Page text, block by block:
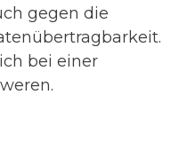
gegen die
bei einer